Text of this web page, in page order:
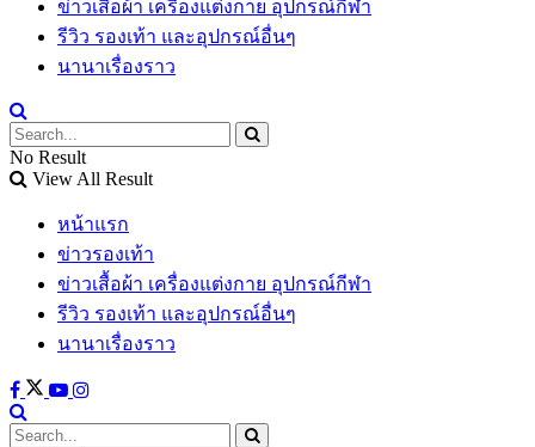
ข่าวเสื้อผ้า เครื่องแต่งกาย อุปกรณ์กีฬา
รีวิว รองเท้า และอุปกรณ์อื่นๆ
นานาเรื่องราว
No Result
View All Result
หน้าแรก
ข่าวรองเท้า
ข่าวเสื้อผ้า เครื่องแต่งกาย อุปกรณ์กีฬา
รีวิว รองเท้า และอุปกรณ์อื่นๆ
นานาเรื่องราว